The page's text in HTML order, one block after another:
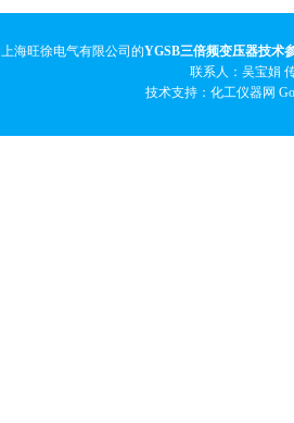
上海旺徐电气有限公司的YGSB三倍频变压器技术
联系人：吴宝娟
技术支持：化工仪器网